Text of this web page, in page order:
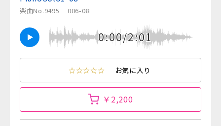
楽曲No.9495 006-08
0:00/2:01
☆☆☆☆☆ お気に入り
￥2,200